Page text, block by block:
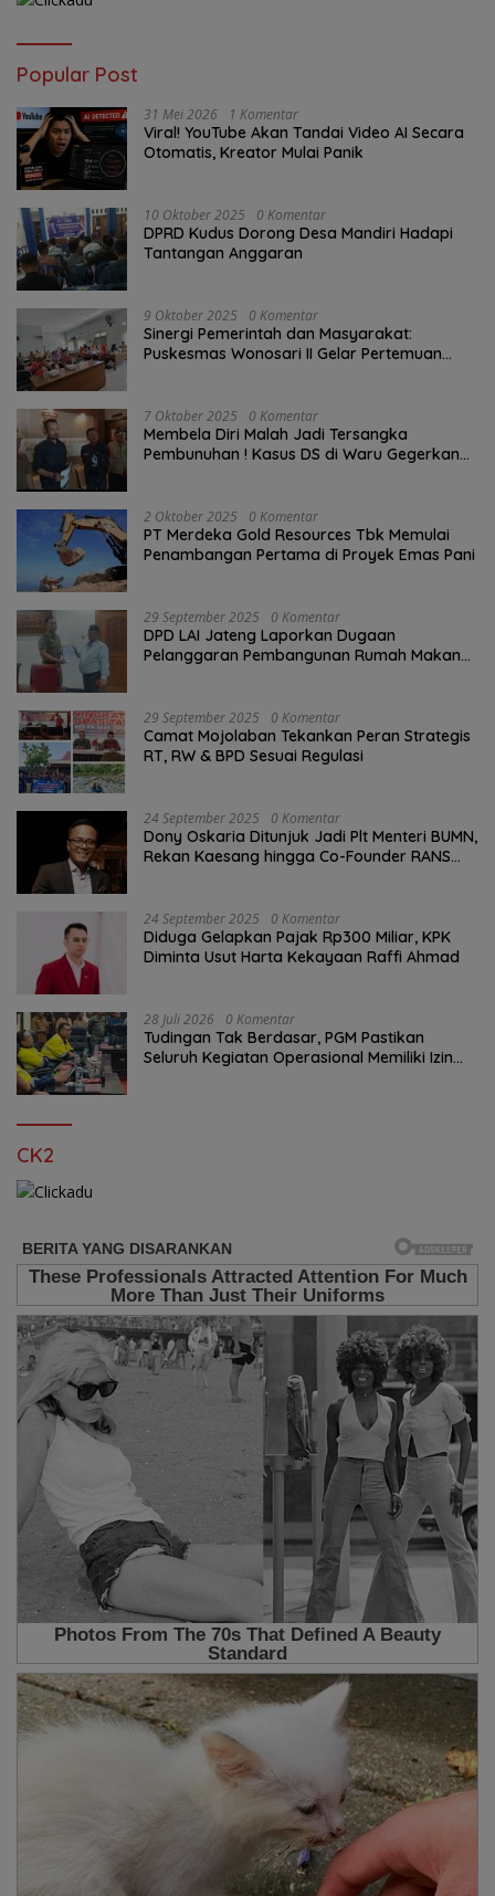
Popular Post
31 Mei 2026 1 Komentar
Viral! YouTube Akan Tandai Video AI Secara
Otomatis, Kreator Mulai Panik
10 Oktober 2025 0 Komentar
DPRD Kudus Dorong Desa Mandiri Hadapi
Tantangan Anggaran
9 Oktober 2025 0 Komentar
Sinergi Pemerintah dan Masyarakat:
Puskesmas Wonosari II Gelar Pertemuan
7 Oktober 2025 0 Komentar
Membela Diri Malah Jadi Tersangka
Pembunuhan ! Kasus DS di Waru Gegerkan
2 Oktober 2025 0 Komentar
PT Merdeka Gold Resources Tbk Memulai
Penambangan Pertama di Proyek Emas Pani
29 September 2025 0 Komentar
DPD LAI Jateng Laporkan Dugaan
Pelanggaran Pembangunan Rumah Makan
29 September 2025 0 Komentar
Camat Mojolaban Tekankan Peran Strategis
RT, RW & BPD Sesuai Regulasi
24 September 2025 0 Komentar
Dony Oskaria Ditunjuk Jadi Plt Menteri BUMN,
Rekan Kaesang hingga Co-Founder RANS
24 September 2025 0 Komentar
Diduga Gelapkan Pajak Rp300 Miliar, KPK
Diminta Usut Harta Kekayaan Raffi Ahmad
28 Juli 2026 0 Komentar
Tudingan Tak Berdasar, PGM Pastikan
Seluruh Kegiatan Operasional Memiliki Izin
CK2